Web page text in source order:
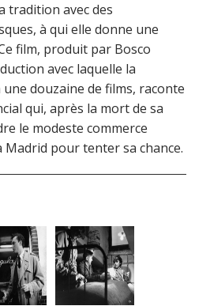
tradition avec des
à qui elle donne une
film, produit par Bosco
avec laquelle la
douzaine de films, raconte
qui, après la mort de sa
le modeste commerce
pour tenter sa chance.